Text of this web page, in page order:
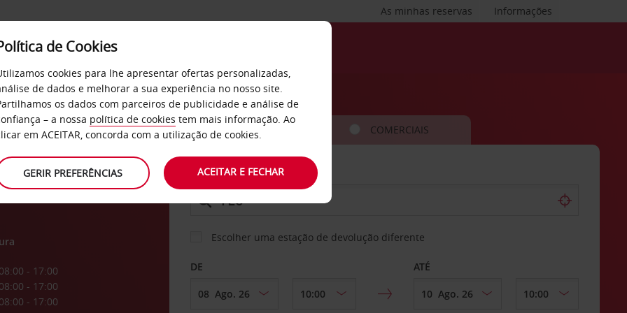
Informações
As minhas reservas
SERVIÇOS EMPRESAS
08:00 - 17:00
08:00 - 17:00
08:00 - 17:00
CARRO COMERCIAIS
LEVANTAR EM
Escolher uma estação de devolução diferente
DE ATÉ
de Cookies
cookies para lhe apresentar ofertas personalizadas,
de dados e melhorar a sua experiência no nosso site.
os dados com parceiros de publicidade e análise de
– a nossa política de cookies tem mais informação. Ao
em ACEITAR, concorda com a utilização de cookies.
GERIR PREFERÊNCIAS ACEITAR E FECHAR